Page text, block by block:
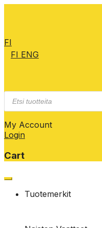
FI
FI ENG
Products
search
My Account
Login
Cart
Skip
contentTuotemerkit